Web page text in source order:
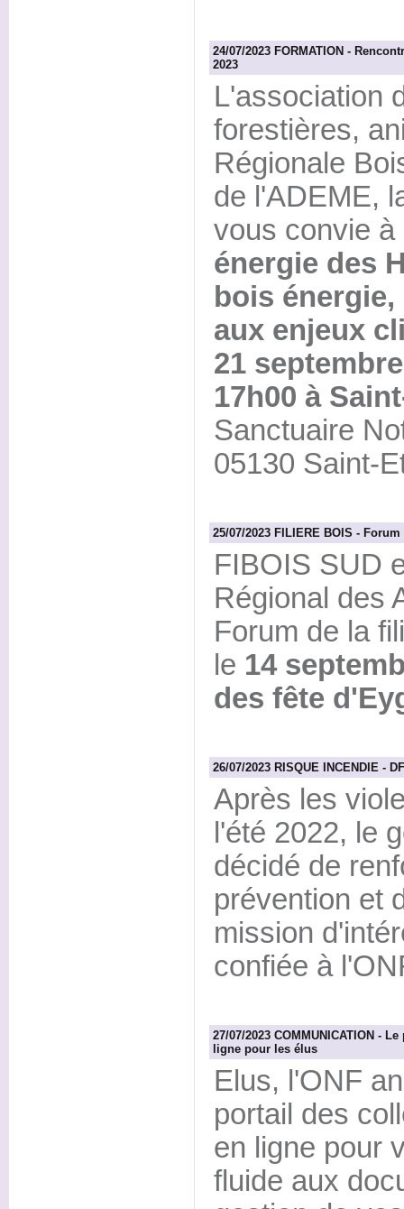
24/07/2023 FORMATION -
2023
L'association
forestières,
Régionale
de l'ADEME,
vous convie
énergie des
bois
aux enjeux
21
17h00 à
Sanctuaire
05130 Saint-
25/07/2023 FILIERE BOIS -
FIBOIS SUD
Régional des
Forum de la
le 14
des fête
26/07/2023 RISQUE INCENDIE -
Après les
l'été 2022, le
décidé de
prévention et
mission
confiée à
27/07/2023 COMMUNICATION -
ligne pour les élus
Elus, l'ONF
portail des
en ligne pour
fluide aux